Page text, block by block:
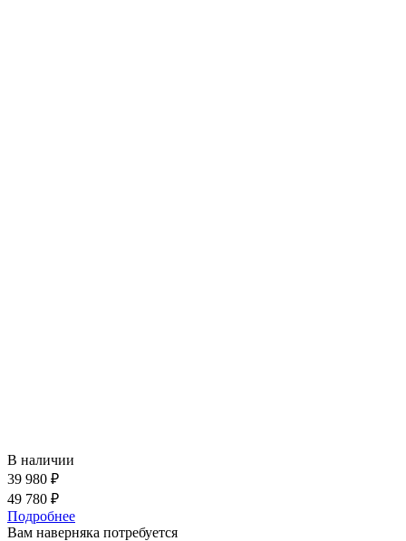
В наличии
39 980 ₽
49 780 ₽
Подробнее
Вам наверняка потребуется